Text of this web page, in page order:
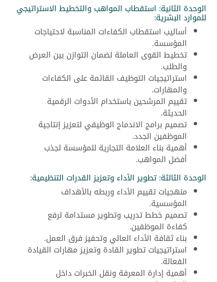
الوحدة الثانية: استقطاب المواهب والتخطيط الاستراتيجي
للموارد البشرية:
أساليب استقطاب الكفاءات المناسبة لاحتياجات
المؤسسة.
تخطيط القوى العاملة لضمان التوازن بين العرض
والطلب.
استراتيجيات التوظيف القائمة على الكفاءات
والمهارات.
تقييم المرشحين باستخدام الأدوات الرقمية
الحديثة.
تصميم برامج الاندماج الوظيفي لتعزيز إنتاجية
الموظفين الجدد.
أهمية بناء العلامة التجارية للمؤسسة لجذب
أفضل المواهب.
الوحدة الثالثة: تطوير الأداء وتعزيز القدرات التنظيمية:
منهجيات تقييم الأداء وربطه بالأهداف
المؤسسية.
تصميم خطط تدريب وتطوير مستدامة لرفع
كفاءة الموظفين.
بناء ثقافة الأداء العالي وتحفيز فرق العمل.
استراتيجيات تطوير القادة وتعزيز مهارات القيادة
الفعالة.
أهمية إدارة المعرفة ونقل الخبرات داخل